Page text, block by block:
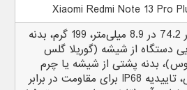
Xiaomi Redmi Note 13 Pro
161.4 در 74.2 در 8.9 میلی‌متر، 199 گرم، بدنه
دستگاه از شیشه (گوریلا گلس
بدنه پشتی از شیشه یا چرم
مصنوعی، تاییدیه IP68 برای مقاومت در برابر